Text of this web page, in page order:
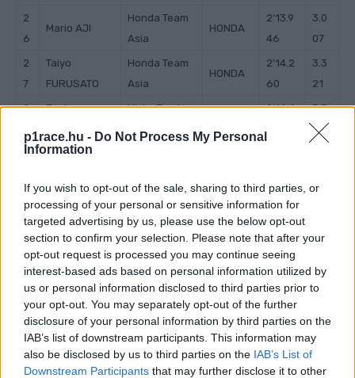
p1race.hu - Do Not Process My Personal
Information
If you wish to opt-out of the sale, sharing to third parties, or
processing of your personal or sensitive information for
targeted advertising by us, please use the below opt-out
section to confirm your selection. Please note that after your
opt-out request is processed you may continue seeing
interest-based ads based on personal information utilized by
us or personal information disclosed to third parties prior to
your opt-out. You may separately opt-out of the further
disclosure of your personal information by third parties on the
IAB’s list of downstream participants. This information may
also be disclosed by us to third parties on the IAB’s List of
Downstream Participants that may further disclose it to other
2
6
Mario AJI
Honda Team
Asia
HONDA
2’13.9
46
3.0
07
2
7
Taiyo
FURUSATO
Honda Team
Asia
HONDA
2’14.2
60
3.3
21
2
Joshua
VisionTrack
2’14.4
3.5
50
2
0
Ana
CARRASCO
Motorsports
KTM
2’14.7
48
CIMKÉK John McPhee Moto3
Silverstone
Sterilgarda Husqvarna Max